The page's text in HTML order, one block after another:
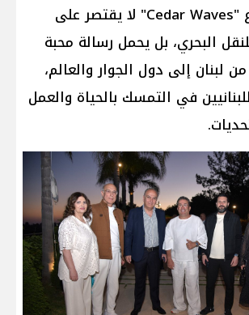
وأكد أن مشروع "Cedar Waves" لا يقتصر على
البحري، بل يحمل رسالة محبة
لبنان إلى دول الجوار والعالم،
في التمسك بالحياة والعمل